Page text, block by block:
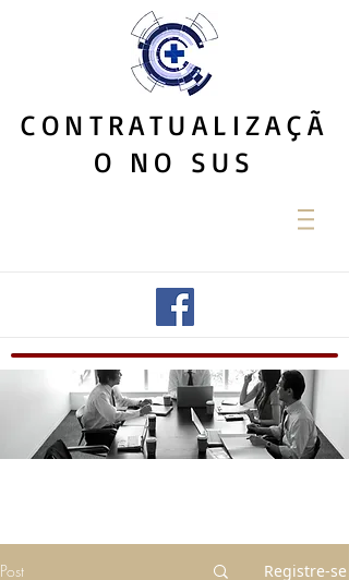
CONTRATUALIZAÇÃ
O NO SUS
Post Registre-se